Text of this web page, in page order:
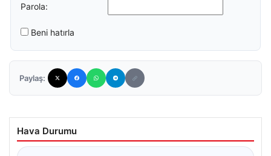
Parola:
Beni hatırla
Paylaş:
Hava Durumu